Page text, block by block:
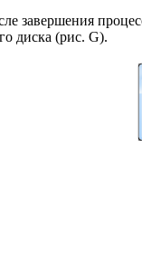
завершения
диска (рис. G).